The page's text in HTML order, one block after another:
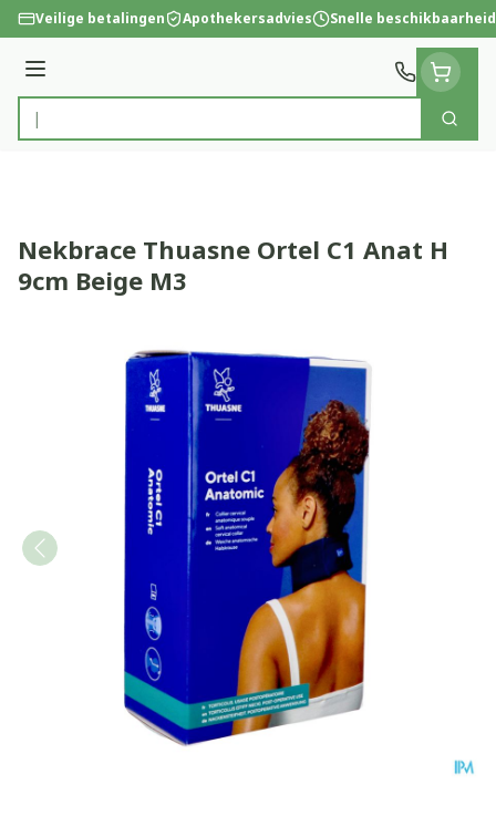
Ga naar de inhoud
Veilige betalingen Apothekersadvies Snelle beschikbaarheid
Menu
Product, merk, categorie...
Zoek
Nekbrace Thuasne Ortel C1 Anat H
9cm Beige M3